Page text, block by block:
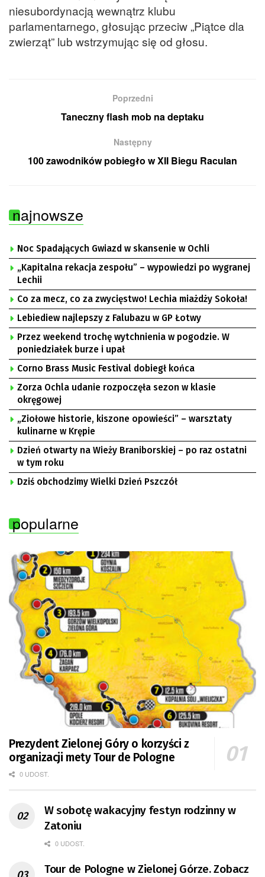
niesubordynacją wewnątrz klubu
parlamentarnego, głosując przeciw „Piątce dla
zwierząt” lub wstrzymując się od głosu.
Poprzedni
Taneczny flash mob na deptaku
Następny
100 zawodników pobiegło w XII Biegu Raculan
najnowsze
Noc Spadających Gwiazd w skansenie w Ochli
„Kapitalna rekacja zespołu” – wypowiedzi po wygranej
Lechii
Co za mecz, co za zwycięstwo! Lechia miażdży Sokoła!
Lebiediew najlepszy z Falubazu w GP Łotwy
Przez weekend trochę wytchnienia w pogodzie. W
poniedziałek burze i upał
Corno Brass Music Festival dobiegł końca
Zorza Ochla udanie rozpoczęła sezon w klasie
okręgowej
„Ziołowe historie, kiszone opowieści” – warsztaty
kulinarne w Krępie
Dzień otwarty na Wieży Braniborskiej – po raz ostatni
w tym roku
Dziś obchodzimy Wielki Dzień Pszczół
popularne
Prezydent Zielonej Góry o korzyści z
organizacji mety Tour de Pologne
0 UDOST.
W sobotę wakacyjny festyn rodzinny w
Zatoniu
0 UDOST.
Tour de Pologne w Zielonej Górze. Zobacz